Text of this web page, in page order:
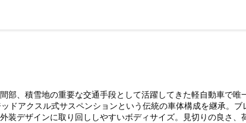
、積雪地の重要な交通手段として活躍してきた軽自動車で唯
ドアクスル式サスペンションという伝統の車体構成を継承。ブ
デザインに取り回ししやすいボディサイズ。見切りの良さ、